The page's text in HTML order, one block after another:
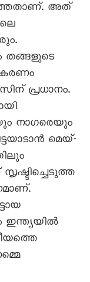
അത്
തങ്ങളുടെ
പ്രധാനം.
നാഗരെയും
മെയ്-
ഇന്ത്യയിൽ